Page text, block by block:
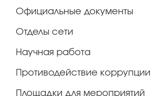
Официальные документы
Отделы сети
Научная работа
Противодействие коррупции
Площадки для мероприятий